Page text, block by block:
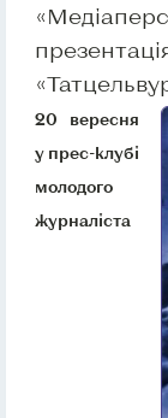
20 вересня
у прес-клубі
молодого
журналіста